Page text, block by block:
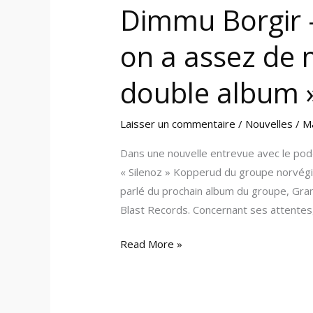
Dimmu Borgir
on a assez de
double album
Laisser un commentaire / Nouvelles /
Dans une nouvelle entrevue avec le
« Silenoz » Kopperud du groupe
parlé du prochain album du groupe,
Blast Records. Concernant ses
Read More »